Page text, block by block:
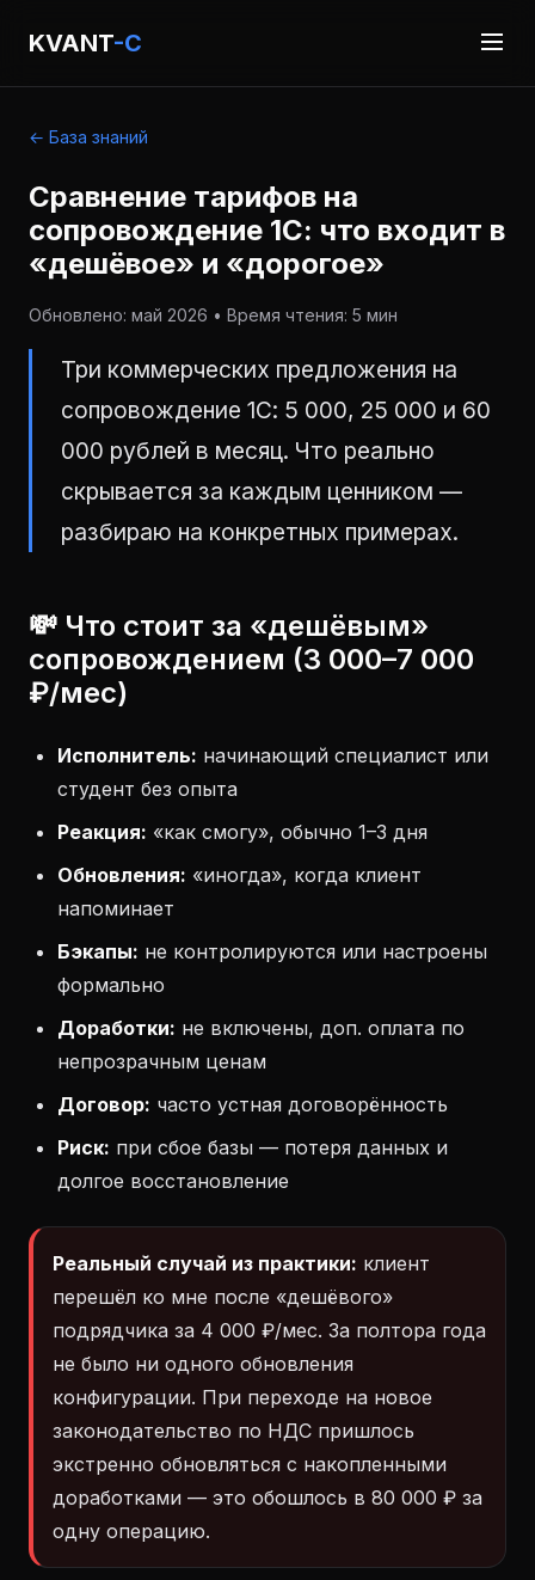
KVANT-C
← База знаний
Сравнение тарифов на
сопровождение 1С: что входит в
«дешёвое» и «дорогое»
Обновлено: май 2026 • Время чтения: 5 мин
Три коммерческих предложения на
сопровождение 1С: 5 000, 25 000 и 60
000 рублей в месяц. Что реально
скрывается за каждым ценником —
разбираю на конкретных примерах.
💸 Что стоит за «дешёвым»
сопровождением (3 000–7 000
₽/мес)
Исполнитель: начинающий специалист или
студент без опыта
Реакция: «как смогу», обычно 1–3 дня
Обновления: «иногда», когда клиент
напоминает
Бэкапы: не контролируются или настроены
формально
Доработки: не включены, доп. оплата по
непрозрачным ценам
Договор: часто устная договорённость
Риск: при сбое базы — потеря данных и
долгое восстановление
Реальный случай из практики: клиент
перешёл ко мне после «дешёвого»
подрядчика за 4 000 ₽/мес. За полтора года
не было ни одного обновления
конфигурации. При переходе на новое
законодательство по НДС пришлось
экстренно обновляться с накопленными
доработками — это обошлось в 80 000 ₽ за
одну операцию.